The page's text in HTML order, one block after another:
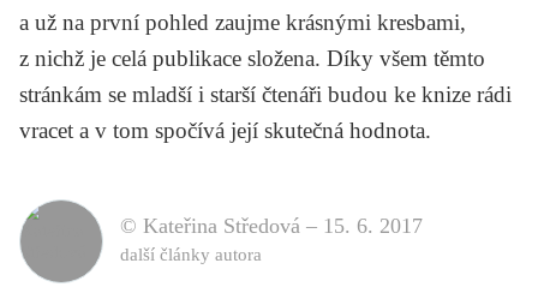
a už na první pohled zaujme krásnými kresbami,
z nichž je celá publikace složena. Díky všem těmto
stránkám se mladší i starší čtenáři budou ke knize rádi
vracet a v tom spočívá její skutečná hodnota.
© Kateřina Středová – 15. 6. 2017
další články autora